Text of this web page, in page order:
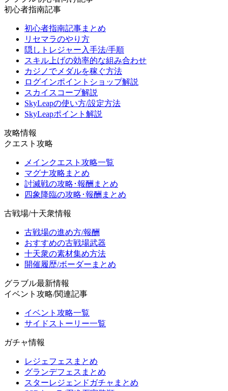
初心者指南記事
初心者指南記事まとめ
リセマラのやり方
隠しトレジャー入手法/手順
スキル上げの効率的な組み合わせ
カジノでメダルを稼ぐ方法
ログインポイントショップ解説
スカイスコープ解説
SkyLeapの使い方/設定方法
SkyLeapポイント解説
攻略情報
クエスト攻略
メインクエスト攻略一覧
マグナ攻略まとめ
討滅戦の攻略･報酬まとめ
四象降臨の攻略･報酬まとめ
古戦場/十天衆情報
古戦場の進め方/報酬
おすすめの古戦場武器
十天衆の素材集め方法
開催履歴/ボーダーまとめ
グラブル最新情報
イベント攻略/関連記事
イベント攻略一覧
サイドストーリー一覧
ガチャ情報
レジェフェスまとめ
グランデフェスまとめ
スターレジェンドガチャまとめ